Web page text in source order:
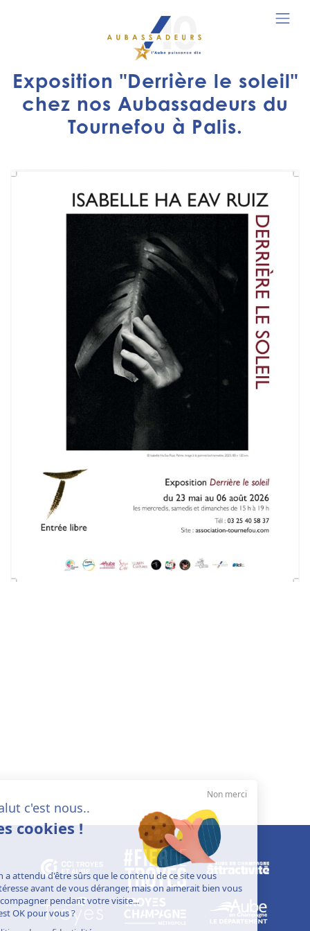
Exposition "Derrière le soleil"
chez nos Aubassadeurs du
Tournefou à Palis.
Non merci
Salut c'est nous..
les cookies !
On a attendu d'être sûrs que le contenu de ce site vous
intéresse avant de vous déranger, mais on aimerait bien vous
accompagner pendant votre visite...
C'est OK pour vous ?